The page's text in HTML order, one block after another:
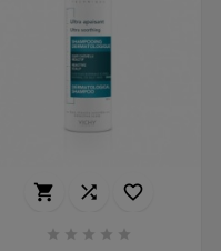
  
    